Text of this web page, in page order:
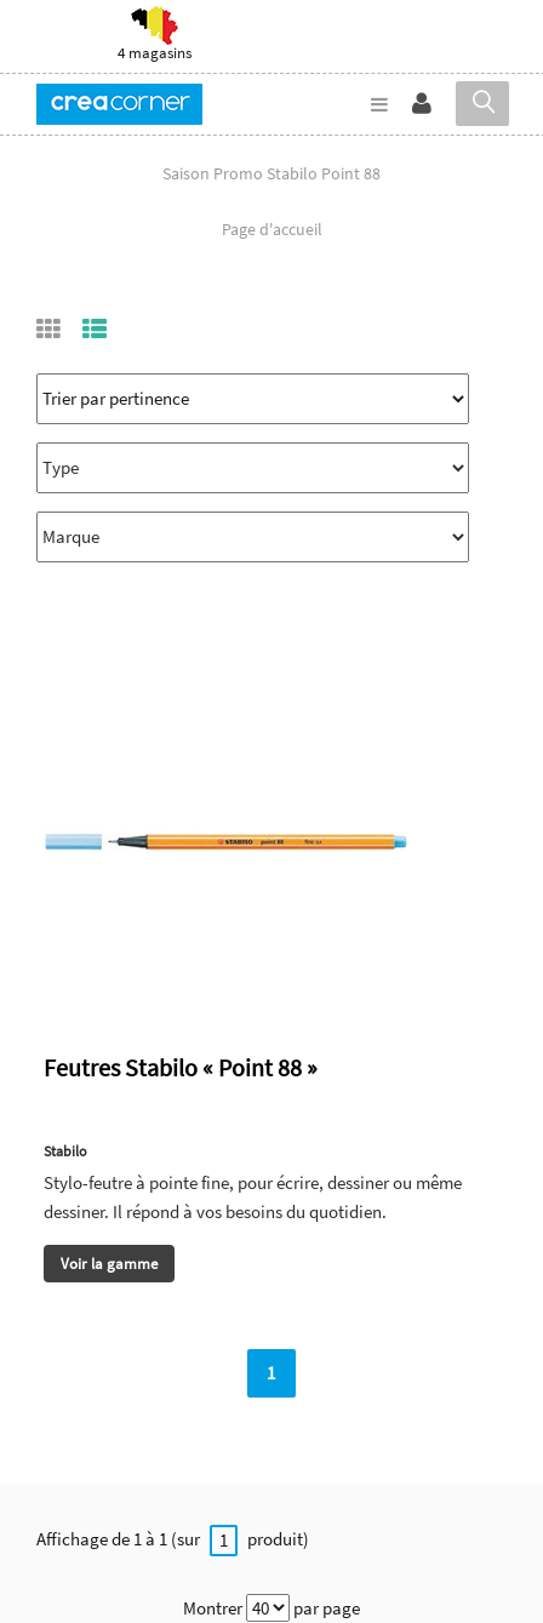
4 magasins
Saison Promo Stabilo Point 88
Page d'accueil
Feutres Stabilo « Point 88 »
Stabilo
Stylo-feutre à pointe fine, pour écrire, dessiner ou même
dessiner. Il répond à vos besoins du quotidien.
Voir la gamme
1
Affichage de 1 à 1 (sur 1 produit)
Montrer par page